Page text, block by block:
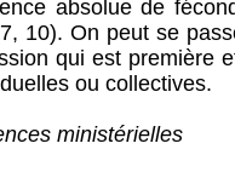
absolue de
10). On peut se
qui est première
ou collectives.
ministérielles